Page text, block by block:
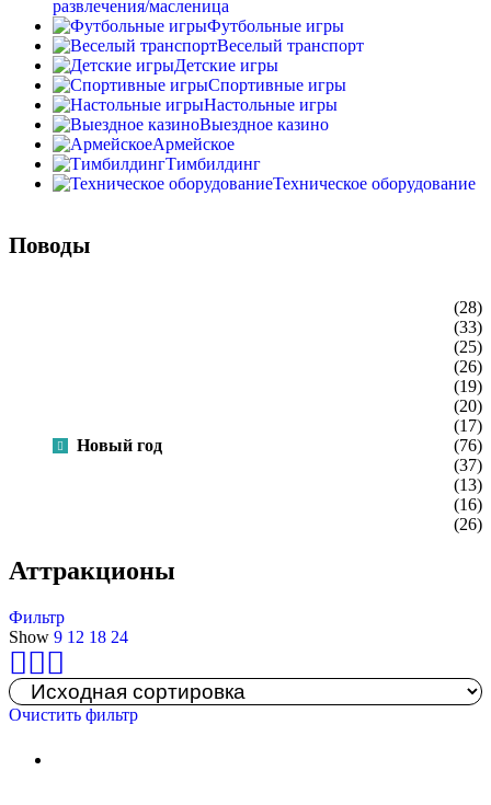
развлечения/масленица
Футбольные игры
Веселый транспорт
Детские игры
Спортивные игры
Настольные игры
Выездное казино
Армейское
Тимбилдинг
Техническое оборудование
Поводы
(28)
(33)
(25)
(26)
(19)
(20)
(17)
Новый год
(76)
(37)
(13)
(16)
(26)
Аттракционы
Фильтр
Show 9 12 18 24
Очистить фильтр